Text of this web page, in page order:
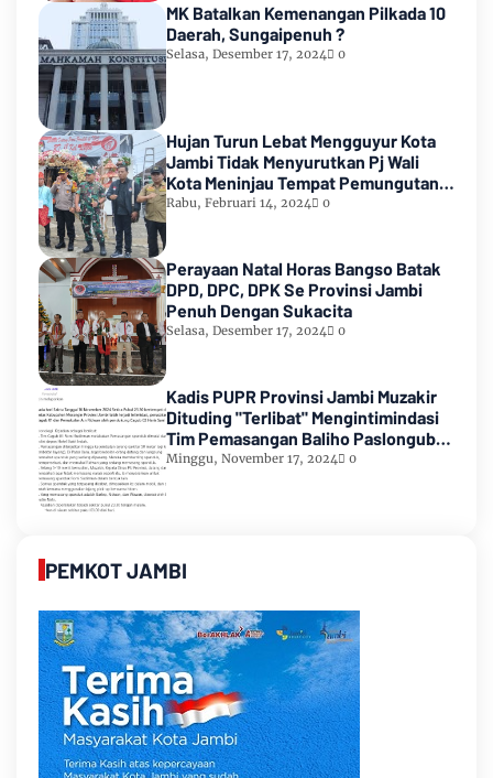
MK Batalkan Kemenangan Pilkada 10
Daerah, Sungaipenuh ?
Selasa, Desember 17, 2024 0
Hujan Turun Lebat Mengguyur Kota
Jambi Tidak Menyurutkan Pj Wali
Kota Meninjau Tempat Pemungutan
Suara Pemilu 2024
Rabu, Februari 14, 2024 0
Perayaan Natal Horas Bangso Batak
DPD, DPC, DPK Se Provinsi Jambi
Penuh Dengan Sukacita
Selasa, Desember 17, 2024 0
Kadis PUPR Provinsi Jambi Muzakir
Dituding "Terlibat" Mengintimindasi
Tim Pemasangan Baliho Paslongub
Romi-Sudirman
Minggu, November 17, 2024 0
PEMKOT JAMBI